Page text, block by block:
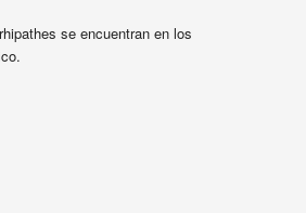
se encuentran en los